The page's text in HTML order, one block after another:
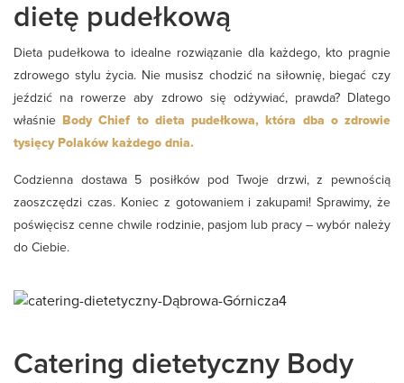
dietę pudełkową
Dieta pudełkowa to idealne rozwiązanie dla każdego, kto pragnie
zdrowego stylu życia. Nie musisz chodzić na siłownię, biegać czy
jeździć na rowerze aby zdrowo się odżywiać, prawda? Dlatego
właśnie
Body Chief to dieta pudełkowa, która dba o zdrowie
tysięcy Polaków każdego dnia.
Codzienna dostawa 5 posiłków pod Twoje drzwi, z pewnością
zaoszczędzi czas. Koniec z gotowaniem i zakupami! Sprawimy, że
poświęcisz cenne chwile rodzinie, pasjom lub pracy – wybór należy
do Ciebie.
Catering dietetyczny Body